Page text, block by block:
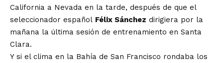
California a Nevada en la tarde, después de que el
seleccionador español Félix Sánchez dirigiera por la
mañana la última sesión de entrenamiento en Santa
Clara.
Y si el clima en la Bahía de San Francisco rondaba los